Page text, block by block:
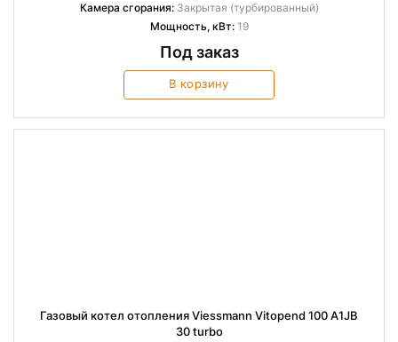
Камера сгорания:Закрытая (турбированный)
Мощность, кВт:19
Под заказ
В корзину
Газовый котел отопления Viessmann Vitopend 100 A1JB
30 turbo